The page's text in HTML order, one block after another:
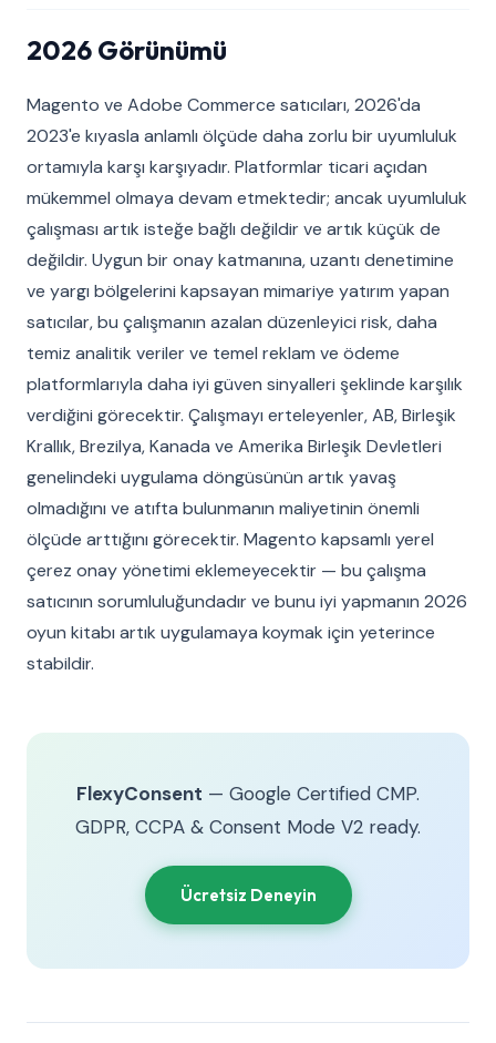
2026 Görünümü
Magento ve Adobe Commerce satıcıları, 2026'da
2023'e kıyasla anlamlı ölçüde daha zorlu bir uyumluluk
ortamıyla karşı karşıyadır. Platformlar ticari açıdan
mükemmel olmaya devam etmektedir; ancak uyumluluk
çalışması artık isteğe bağlı değildir ve artık küçük de
değildir. Uygun bir onay katmanına, uzantı denetimine
ve yargı bölgelerini kapsayan mimariye yatırım yapan
satıcılar, bu çalışmanın azalan düzenleyici risk, daha
temiz analitik veriler ve temel reklam ve ödeme
platformlarıyla daha iyi güven sinyalleri şeklinde karşılık
verdiğini görecektir. Çalışmayı erteleyenler, AB, Birleşik
Krallık, Brezilya, Kanada ve Amerika Birleşik Devletleri
genelindeki uygulama döngüsünün artık yavaş
olmadığını ve atıfta bulunmanın maliyetinin önemli
ölçüde arttığını görecektir. Magento kapsamlı yerel
çerez onay yönetimi eklemeyecektir — bu çalışma
satıcının sorumluluğundadır ve bunu iyi yapmanın 2026
oyun kitabı artık uygulamaya koymak için yeterince
stabildir.
FlexyConsent — Google Certified CMP.
GDPR, CCPA & Consent Mode V2 ready.
Ücretsiz Deneyin